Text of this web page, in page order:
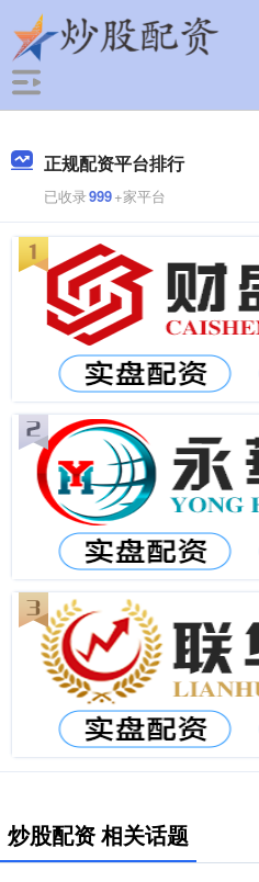
正规配资平台排行
已收录999+家平台
炒股配资 相关话题